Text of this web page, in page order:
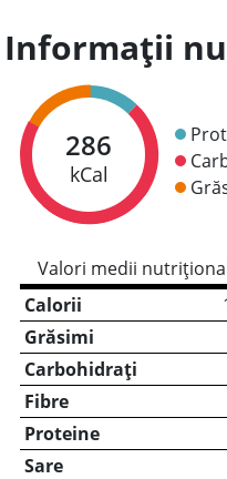
Informații
286
kCal
Valori medii
Calorii
Grăsimi
Carbohidrați
Fibre
Proteine
Sare